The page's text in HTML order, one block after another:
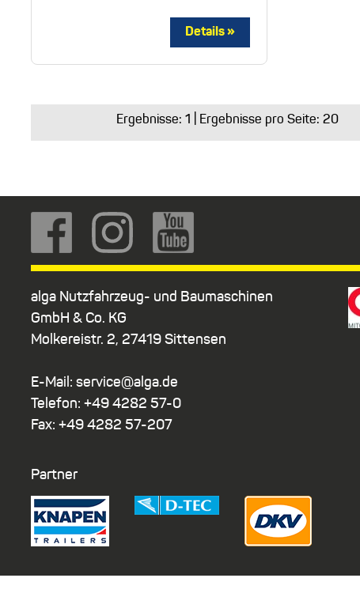
Ergebnisse:1 | Ergebnisse pro Seite: 20
alga Nutzfahrzeug- und Baumaschinen
GmbH & Co. KG
Molkereistr. 2, 27419 Sittensen
E-Mail: service@alga.de
Telefon: +49 4282 57-0
Fax: +49 4282 57-207
Partner